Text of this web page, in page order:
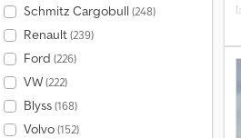
Schmitz Cargobull (248)
Renault(239)
Ford (226)
VW(222)
Blyss(168)
Volvo(152)